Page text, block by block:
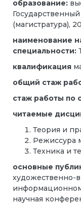
образование:
(магистратура),
наименование
специальности:
квалификация
общий стаж
стаж работы по
читаемые
Теория и
Режиссура
Техника и
основные
художественно-
научная